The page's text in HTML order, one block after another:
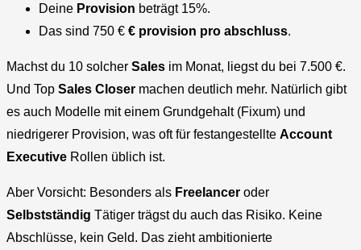
Deine Provision beträgt 15%.
Das sind 750 € € provision pro abschluss.
Machst du 10 solcher Sales im Monat, liegst du bei 7.500 €.
Und Top Sales Closer machen deutlich mehr. Natürlich gibt
es auch Modelle mit einem Grundgehalt (Fixum) und
niedrigerer Provision, was oft für festangestellte Account
Executive Rollen üblich ist.
Aber Vorsicht: Besonders als Freelancer oder
Selbstständig Tätiger trägst du auch das Risiko. Keine
Abschlüsse, kein Geld. Das zieht ambitionierte